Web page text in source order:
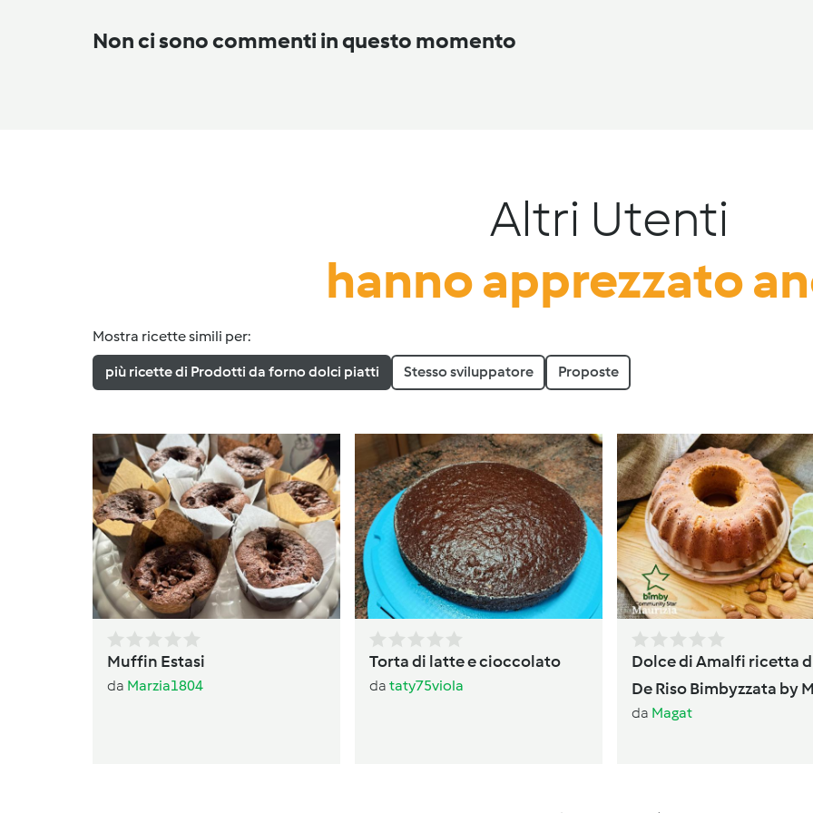
Non ci sono commenti in questo momento
Altri Utenti
hanno apprezzato
Mostra ricette simili per:
più ricette di Prodotti da forno dolci piatti Stesso sviluppatore Proposte
Muffin Estasi
da Marzia1804
Torta di latte e cioccolato
da taty75viola
Dolce di Amalfi ricetta
De Riso Bimbyzzata by
da Magat